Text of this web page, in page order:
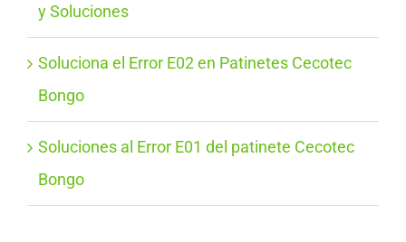
y Soluciones
Soluciona el Error E02 en Patinetes Cecotec
Bongo
Soluciones al Error E01 del patinete Cecotec
Bongo